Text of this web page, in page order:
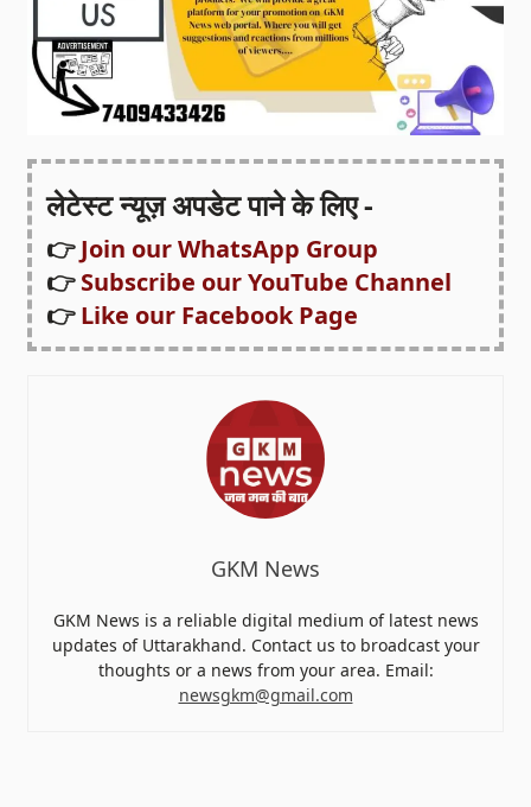
लेटेस्ट न्यूज़ अपडेट पाने के लिए -
👉Join our WhatsApp Group
👉Subscribe our YouTube Channel
👉Like our Facebook Page
GKM News
GKM News is a reliable digital medium of latest news
updates of Uttarakhand. Contact us to broadcast your
thoughts or a news from your area. Email:
newsgkm@gmail.com